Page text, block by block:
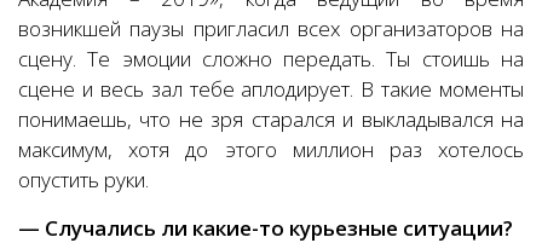
возникшей паузы пригласил всех организаторов на
сцену. Те эмоции сложно передать. Ты стоишь на
сцене и весь зал тебе аплодирует. В такие моменты
понимаешь, что не зря старался и выкладывался на
максимум, хотя до этого миллион раз хотелось
опустить руки.
— Случались ли какие-то курьезные ситуации?